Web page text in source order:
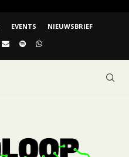
EVENTS NIEUWSBRIEF